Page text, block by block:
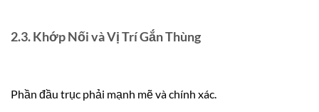
2.3. Khớp Nối và Vị Trí Gắn Thùng
Phần đầu trục phải mạnh mẽ và chính xác.